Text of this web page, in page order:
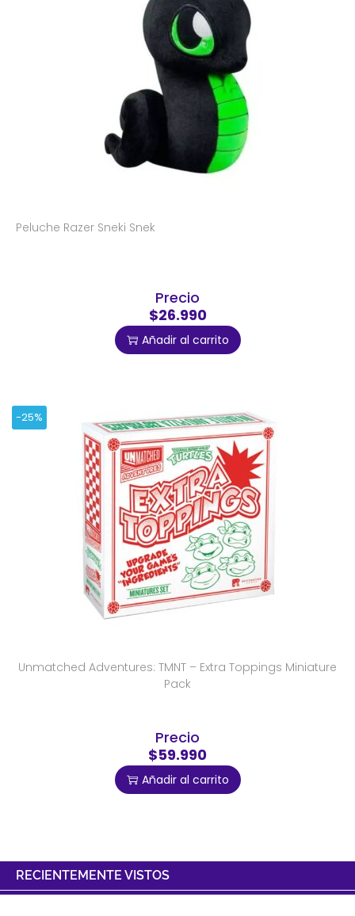
Peluche Razer Sneki Snek
Precio
$26.990
Añadir al carrito
-25%
Unmatched Adventures: TMNT – Extra Toppings Miniature
Pack
Precio
$59.990
Añadir al carrito
RECIENTEMENTE VISTOS